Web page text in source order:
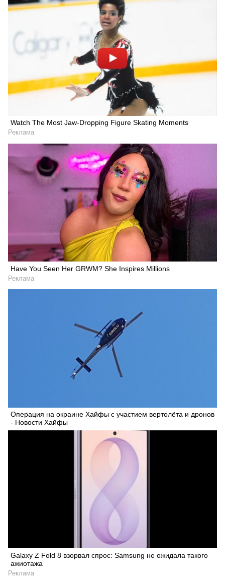
Watch The Most Jaw‑Dropping Figure Skating Moments
Реклама
Have You Seen Her GRWM? She Inspires Millions
Реклама
Операция на окраине Хайфы с участием вертолёта и дронов
- Новости Хайфы
Galaxy Z Fold 8 взорвал спрос: Samsung не ожидала такого
ажиотажа
Реклама